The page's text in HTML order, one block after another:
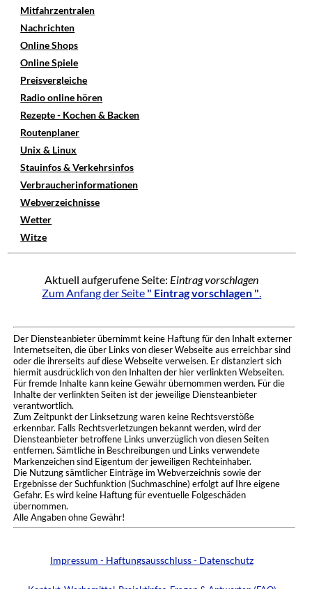
Mitfahrzentralen
Nachrichten
Online Shops
Online Spiele
Preisvergleiche
Radio online hören
Rezepte - Kochen & Backen
Routenplaner
Unix & Linux
Stauinfos & Verkehrsinfos
Verbraucherinformationen
Webverzeichnisse
Wetter
Witze
Aktuell aufgerufene Seite: Eintrag vorschlagen
Zum Anfang der Seite " Eintrag vorschlagen ".
Der Diensteanbieter übernimmt keine Haftung für den Inhalt externer
Internetseiten, die über Links von dieser Webseite aus erreichbar sind
oder die ihrerseits auf diese Webseite verweisen. Er distanziert sich
hiermit ausdrücklich von den Inhalten der hier verlinkten Webseiten.
Für fremde Inhalte kann keine Gewähr übernommen werden. Für die
Inhalte der verlinkten Seiten ist der jeweilige Diensteanbieter
verantwortlich.
Zum Zeitpunkt der Linksetzung waren keine Rechtsverstöße
erkennbar. Falls Rechtsverletzungen bekannt werden, wird der
Diensteanbieter betroffene Links unverzüglich von diesen Seiten
entfernen. Sämtliche in Beschreibungen und Links verwendete
Markenzeichen sind Eigentum der jeweiligen Rechteinhaber.
Die Nutzung sämtlicher Einträge im Webverzeichnis sowie der
Ergebnisse der Suchfunktion (Suchmaschine) erfolgt auf Ihre eigene
Gefahr. Es wird keine Haftung für eventuelle Folgeschäden
übernommen.
Alle Angaben ohne Gewähr!
Impressum - Haftungsausschluss - Datenschutz